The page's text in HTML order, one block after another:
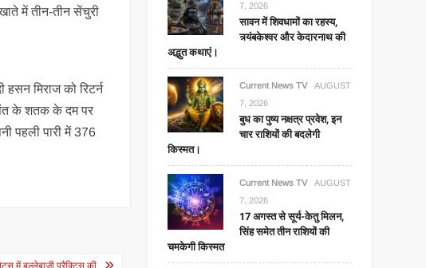
में तीन-तीन सेंचुरी
मिराज को रिटर्न
पंत के शतक के दम पर
पहली पारी में 376
7, 2026
सावन में शिवधामों का रहस्य,
त्र्यंबकेश्वर और केदारनाथ की
अद्भुत कथाएं।
Current News TV
AUGUST
7, 2026
बुध का पुष्य नक्षत्र प्रवेश, इन
चार राशियों की बदलेगी
किस्मत।
Current News TV
AUGUST
7, 2026
17 अगस्त से सूर्य-केतु मिलन,
सिंह समेत तीन राशियों की
चमकेगी किस्मत